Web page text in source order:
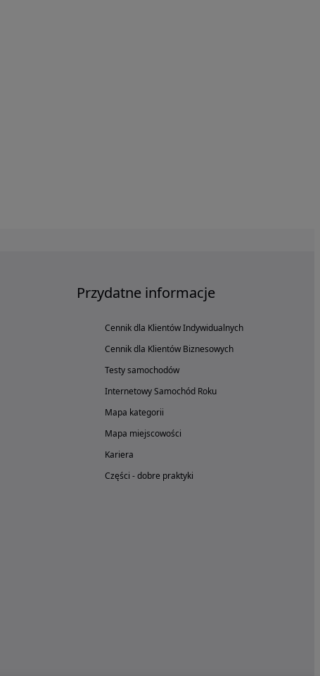
Przydatne informacje
Cennik dla Klientów Indywidualnych
Cennik dla Klientów Biznesowych
Testy samochodów
Internetowy Samochód Roku
Mapa kategorii
Mapa miejscowości
Kariera
Części - dobre praktyki